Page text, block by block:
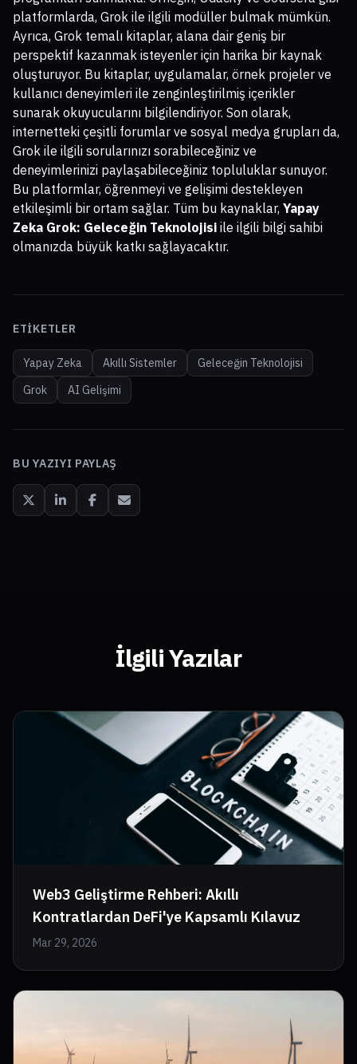
platformlarda, Grok ile ilgili modüller bulmak mümkün.
Ayrıca, Grok temalı kitaplar, alana dair geniş bir
perspektif kazanmak isteyenler için harika bir kaynak
oluşturuyor. Bu kitaplar, uygulamalar, örnek projeler ve
kullanıcı deneyimleri ile zenginleştirilmiş içerikler
sunarak okuyucularını bilgilendiriyor. Son olarak,
internetteki çeşitli forumlar ve sosyal medya grupları da,
Grok ile ilgili sorularınızı sorabileceğiniz ve
deneyimlerinizi paylaşabileceğiniz topluluklar sunuyor.
Bu platformlar, öğrenmeyi ve gelişimi destekleyen
etkileşimli bir ortam sağlar. Tüm bu kaynaklar, Yapay
Zeka Grok: Geleceğin Teknolojisi ile ilgili bilgi sahibi
olmanızda büyük katkı sağlayacaktır.
ETIKETLER
Yapay Zeka Akıllı Sistemler
Geleceğin Teknolojisi
Grok
AI Gelişimi
BU YAZIYI PAYLAŞ
İlgili Yazılar
Web3 Geliştirme Rehberi: Akıllı
Kontratlardan DeFi'ye Kapsamlı Kılavuz
Mar 29, 2026